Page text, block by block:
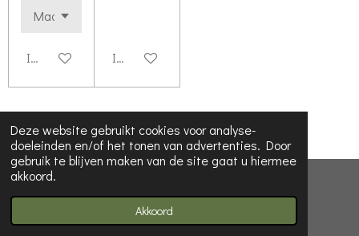
Deze website gebruikt cookies voor analyse-
doeleinden en/of het tonen van advertenties. Door
gebruik te blijven maken van de site gaat u hiermee
akkoord.
Akkoord
In winkelwagen In winkelwagen
© 2023 - 2026 Koira dog collars